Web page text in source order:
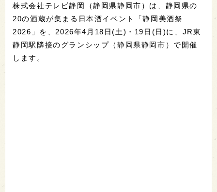
株式会社テレビ静岡（静岡県静岡市）は、静岡県の
20の酒蔵が集まる日本酒イベント「静岡美酒祭
2026」を、2026年4月18日(土)・19日(日)に、JR東
静岡駅隣接のグランシップ（静岡県静岡市）で開催
します。